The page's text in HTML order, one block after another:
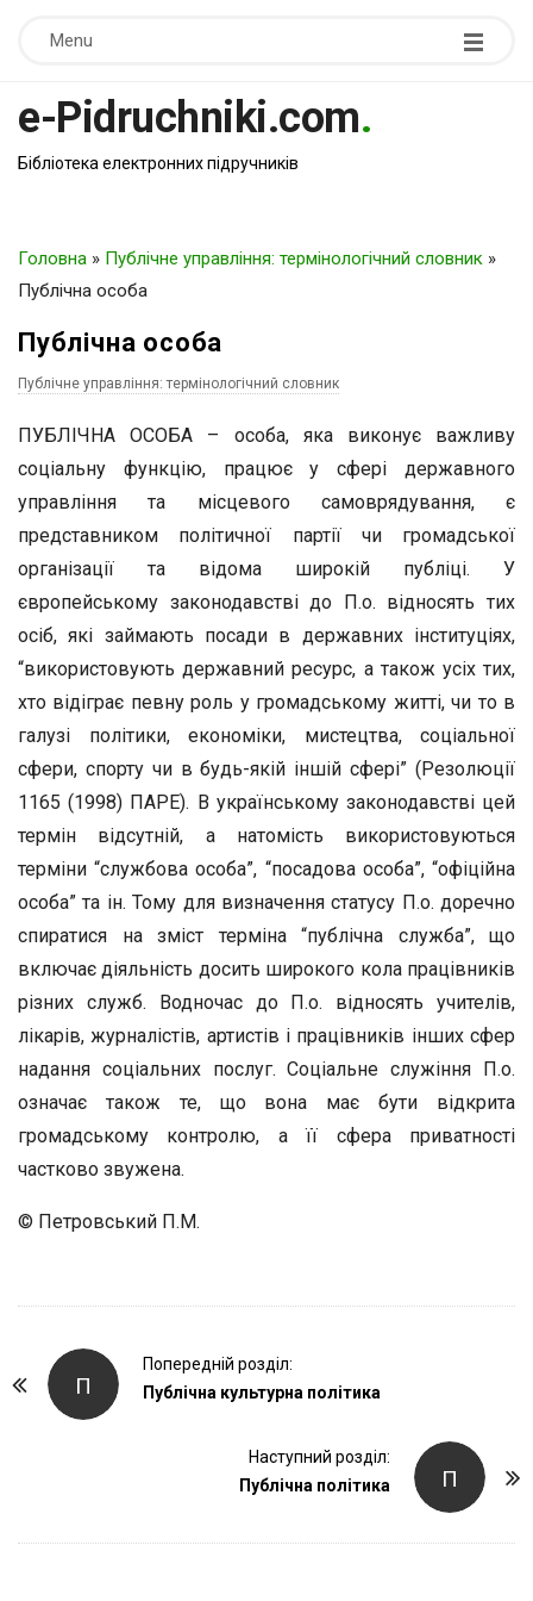
Menu
e-Pidruchniki.com.
Бібліотека електронних підручників
Головна » Публічне управління: термінологічний словник »
Публічна особа
Публічна особа
Публічне управління: термінологічний словник
ПУБЛІЧНА ОСОБА – особа, яка виконує важливу
соціальну функцію, працює у сфері державного
управління та місцевого самоврядування, є
представником політичної партії чи громадської
організації та відома широкій публіці. У
європейському законодавстві до П.о. відносять тих
осіб, які займають посади в державних інституціях,
“використовують державний ресурс, а також усіх тих,
хто відіграє певну роль у громадському житті, чи то в
галузі політики, економіки, мистецтва, соціальної
сфери, спорту чи в будь-якій іншій сфері” (Резолюції
1165 (1998) ПАРЕ). В українському законодавстві цей
термін відсутній, а натомість використовуються
терміни “службова особа”, “посадова особа”, “офіційна
особа” та ін. Тому для визначення статусу П.о. доречно
спиратися на зміст терміна “публічна служба”, що
включає діяльність досить широкого кола працівників
різних служб. Водночас до П.о. відносять учителів,
лікарів, журналістів, артистів і працівників інших сфер
надання соціальних послуг. Соціальне служіння П.о.
означає також те, що вона має бути відкрита
громадському контролю, а її сфера приватності
частково звужена.
© Петровський П.М.
П
Попередній розділ:
Публічна культурна політика
П
Наступний розділ:
Публічна політика